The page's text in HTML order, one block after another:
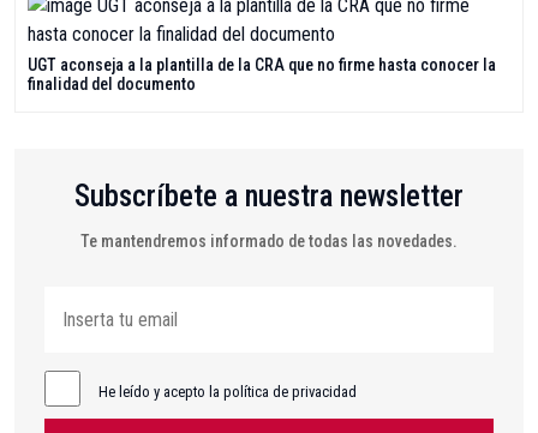
UGT aconseja a la plantilla de la CRA que no firme hasta conocer la
finalidad del documento
Subscríbete a nuestra newsletter
Te mantendremos informado de todas las novedades.
He leído y acepto la política de privacidad